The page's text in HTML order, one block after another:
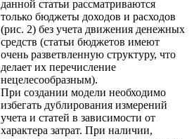
данной статьи рассматриваются
только бюджеты доходов и расходов
(рис. 2) без учета движения денежных
средств (статьи бюджетов имеют
очень разветвленную структуру, что
делает их перечисление
нецелесообразным).
При создании модели необходимо
избегать дублирования измерений
учета и статей в зависимости от
характера затрат. При наличии,